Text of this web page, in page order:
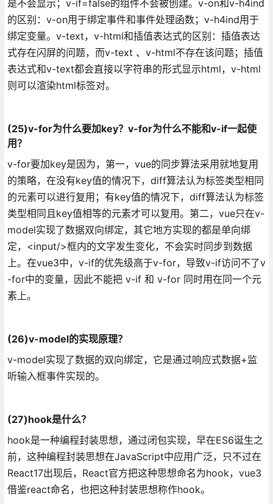
是不会显示；v-if=false的组件不会被创建。 v-on和v-h4ind
的区别：v-on用于绑定事件和事件处理函数；v-h4ind用于
绑定变量。 v-text，v-html和插值表达式的区别：插值表达
式存在闪屏的问题，而v-text 、v-html不存在该问题；插值
表达式和v-text都会直接以字符串的形式显示html，v-html
则可以渲染html标签对。
(25)v-for为什么要加key？v-for为什么不能和v-if一起使
用？
v-for要加key是因为，第一，vue的同步算法采用就地复用
的策略，在没有key值的情况下，diff算法认为标签类型相同
的元素可以进行复用；有key值的情况下，diff算法认为标签
类型相同且key值相等的元素才可以复用。第二，vue只在v-
model实现了数据双向绑定，其它地方实现的都是单向绑
定，<input/>框内的文字发生变化，不会实时同步到数据
上。 在vue3中，v-if的优先级高于v-for，导致v-if访问不了v
-for中的变量，因此不能把 v-if 和 v-for 同时用在同一个元
素上。
(26)v-model的实现原理？
v-model实现了数据的双向绑定，它是通过响应式数据+监
听输入框事件实现的。
(27)hook是什么？
hook是一种编程封装思想，通过闭包实现，早在ES6诞生之
前，这种编程封装思想在JavaScript中应用广泛，只不过在
React17出现后，React官方把这种思想命名为hook，vue3
借鉴react命名，也把这种封装思想称作hook。